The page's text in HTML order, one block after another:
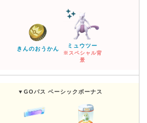
きんのおうかん ミュウツー
※スペシャル背
景
▼GOパス ベーシックボーナス